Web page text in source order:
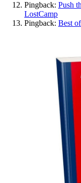
Pingback: Push
LostCamp
Pingback: Best